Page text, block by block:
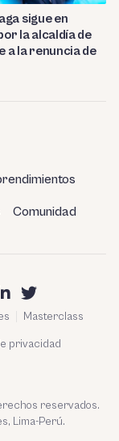
sigue en
la alcaldía de
a la renuncia de
Comunidad
Masterclass
privacidad
reservados.
Lima-Perú.